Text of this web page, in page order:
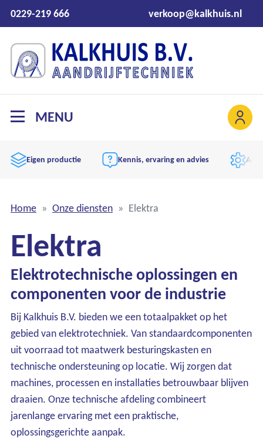
0229-219 666 verkoop@kalkhuis.nl
MENU
Eigen productie Kennis, ervaring en advies
Home Onze diensten Elektra
Elektra
Elektrotechnische oplossingen en
componenten voor de industrie
Bij Kalkhuis B.V. bieden we een totaalpakket op het
gebied van elektrotechniek. Van standaardcomponenten
uit voorraad tot maatwerk besturingskasten en
technische ondersteuning op locatie. Wij zorgen dat
machines, processen en installaties betrouwbaar blijven
draaien. Onze technische afdeling combineert
jarenlange ervaring met een praktische,
oplossingsgerichte aanpak.